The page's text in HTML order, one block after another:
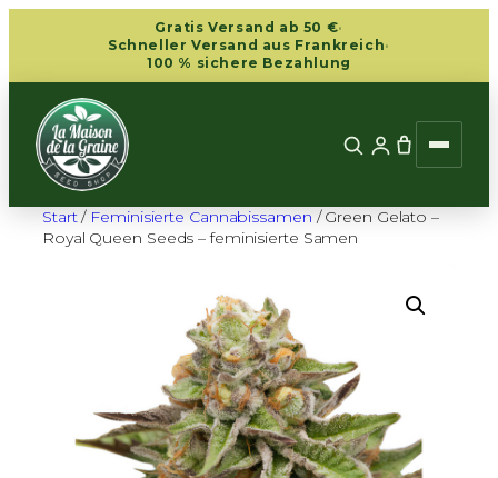
springen
Gratis Versand ab 50 €·
Schneller Versand aus Frankreich·
100 % sichere Bezahlung
Start/ Feminisierte Cannabissamen / Green Gelato –
Royal Queen Seeds – feminisierte Samen